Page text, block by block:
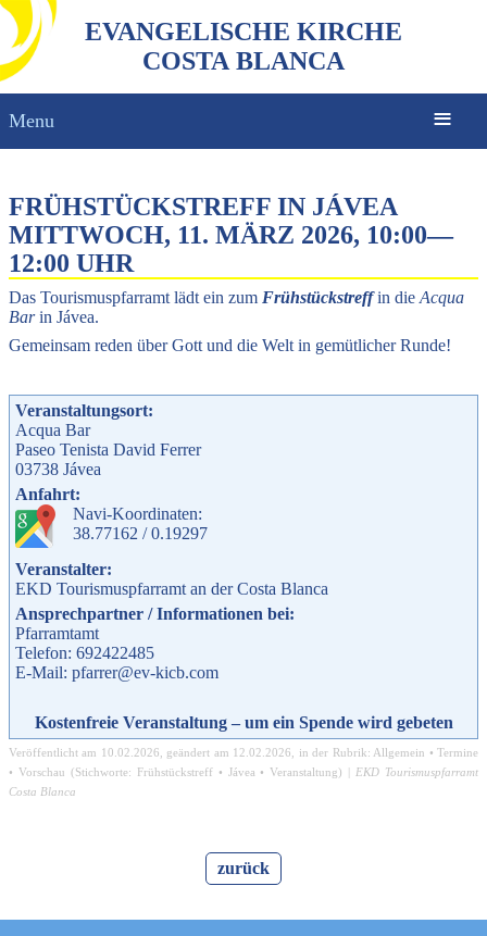
EVANGELISCHE KIRCHE
COSTA BLANCA
Menu
FRÜHSTÜCKSTREFF IN JÁVEA
MITTWOCH, 11. MÄRZ 2026, 10:00—
12:00 UHR
Das Tourismuspfarramt lädt ein zum Frühstückstreffin die Acqua
Barin Jávea.
Gemeinsam reden über Gott und die Welt in gemütlicher Runde!
Veranstaltungsort:
Acqua Bar
Paseo Tenista David Ferrer
03738 Jávea
Anfahrt:
Navi-Koordinaten:
38.77162 / 0.19297
Veranstalter:
EKD Tourismuspfarramt an der Costa Blanca
Ansprechpartner / Informationen bei:
Pfarramtamt
Telefon: 692422485
E-Mail: pfarrer@ev-kicb.com
Kostenfreie Veranstaltung – um ein Spende wird gebeten
Veröffentlicht am 10.02.2026 , geändert am 12.02.2026 , in der Rubrik: Allgemein •Termine
• Vorschau (Stichworte: Frühstückstreff• Jávea • Veranstaltung) | EKD Tourismuspfarramt
Costa Blanca
zurück